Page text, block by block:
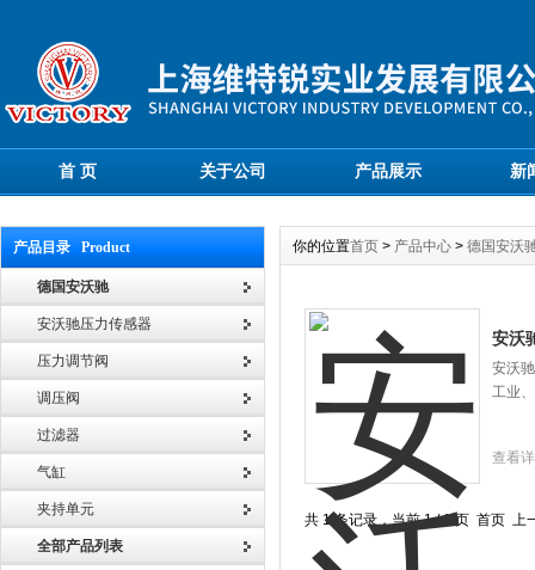
首 页 关于公司 产品展示 新
产品目录 Product
德国安沃驰
安沃驰压力传感器
压力调节阀
调压阀
过滤器
气缸
夹持单元
全部产品列表
你的位置首页 > 产品中心 > 德国安沃
安沃
安沃
工业
查看
共 1 条记录，当前 1 / 1 页 首页